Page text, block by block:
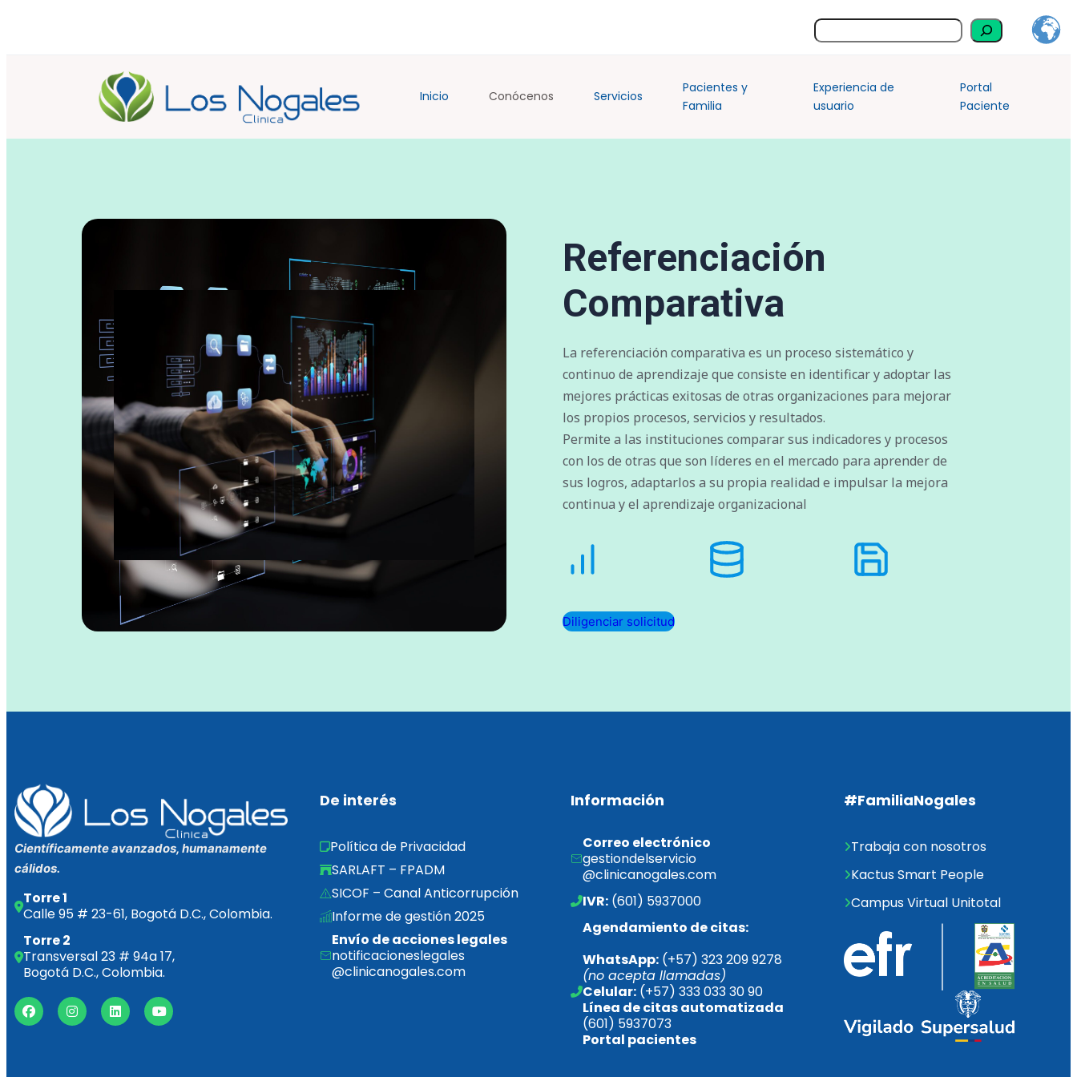
Buscar
Inicio Conócenos Servicios
Pacientes y
Familia
Experiencia de
usuario
Portal
Paciente
Referenciación
Comparativa
La referenciación comparativa es un proceso sistemático y
continuo de aprendizaje que consiste en identificar y adoptar las
mejores prácticas exitosas de otras organizaciones para mejorar
los propios procesos, servicios y resultados.
Permite a las instituciones comparar sus indicadores y procesos
con los de otras que son líderes en el mercado para aprender de
sus logros, adaptarlos a su propia realidad e impulsar la mejora
continua y el aprendizaje organizacional
Diligenciar solicitud
Científicamente avanzados, humanamente
cálidos.
Torre 1
Calle 95 # 23-61, Bogotá D.C., Colombia.
Torre 2
Transversal 23 # 94a 17,
Bogotá D.C., Colombia.
De interés
Política de Privacidad
SARLAFT – FPADM
SICOF – Canal Anticorrupción
Informe de gestión 2025
Envío de acciones legales
notificacioneslegales
@clinicanogales.com
Información
Correo electrónico
gestiondelservicio
@clinicanogales.com
IVR: (601) 5937000
Agendamiento de citas:
WhatsApp: (+57) 323 209 9278
(no acepta llamadas)
Celular: (+57) 333 033 30 90
Línea de citas
(601) 5937073
Portal pacientes
#FamiliaNogales
Trabaja con nosotros
Kactus Smart People
Campus Virtual Unitotal